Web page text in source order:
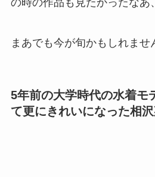
の時の作品も見たかったなあ
まあでも今が旬かもしれませ
5年前の大学時代の水着モ
て更にきれいになった相